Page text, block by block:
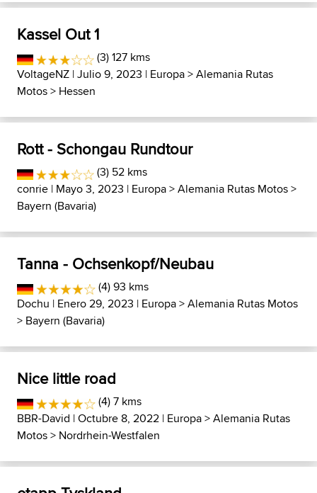
Kassel Out 1
(3) 127 kms
VoltageNZ | Julio 9, 2023 | Europa>Alemania Rutas
Motos> Hessen
Rott - Schongau Rundtour
(3) 52 kms
conrie | Mayo 3, 2023 | Europa>Alemania Rutas Motos>
Bayern (Bavaria)
Tanna - Ochsenkopf/Neubau
(4) 93 kms
Dochu | Enero 29, 2023 | Europa>Alemania Rutas Motos
> Bayern (Bavaria)
Nice little road
(4) 7 kms
BBR-David | Octubre 8, 2022 | Europa>Alemania Rutas
Motos> Nordrhein-Westfalen